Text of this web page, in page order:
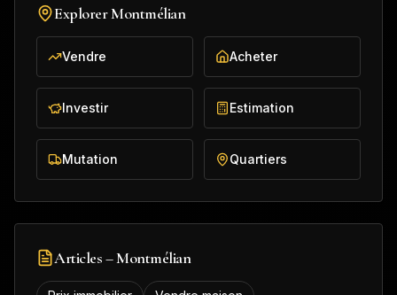
ExplorerMontmélian
Vendre Acheter
Investir Estimation
Mutation Quartiers
Articles –Montmélian